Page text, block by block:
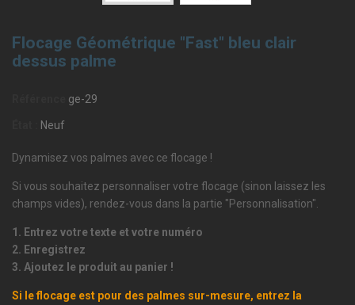
Flocage Géométrique "Fast" bleu clair
dessus palme
ge-29
Neuf
Dynamisez vos palmes avec ce flocage !
Si vous souhaitez personnaliser votre flocage (sinon laissez les
champs vides), rendez-vous dans la partie "Personnalisation".
1. Entrez votre texte et votre numéro
2. Enregistrez
3. Ajoutez le produit au panier !
Si le flocage est pour des palmes sur-mesure, entrez la